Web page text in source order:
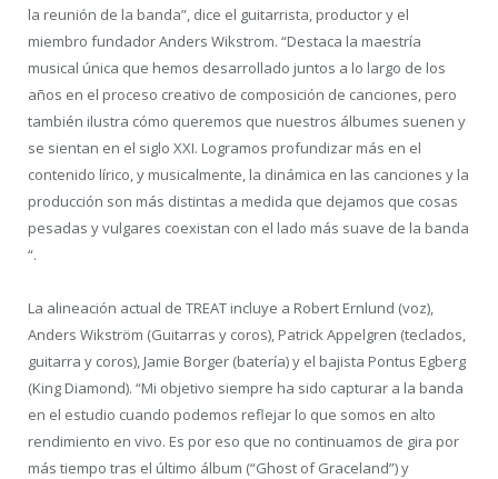
la reunión de la banda”, dice el guitarrista, productor y el
miembro fundador Anders Wikstrom. “Destaca la maestría
musical única que hemos desarrollado juntos a lo largo de los
años en el proceso creativo de composición de canciones, pero
también ilustra cómo queremos que nuestros álbumes suenen y
se sientan en el siglo XXI. Logramos profundizar más en el
contenido lírico, y musicalmente, la dinámica en las canciones y la
producción son más distintas a medida que dejamos que cosas
pesadas y vulgares coexistan con el lado más suave de la banda
“.
La alineación actual de TREAT incluye a Robert Ernlund (voz),
Anders Wikström (Guitarras y coros), Patrick Appelgren (teclados,
guitarra y coros), Jamie Borger (batería) y el bajista Pontus Egberg
(King Diamond). “Mi objetivo siempre ha sido capturar a la banda
en el estudio cuando podemos reflejar lo que somos en alto
rendimiento en vivo. Es por eso que no continuamos de gira por
más tiempo tras el último álbum (“Ghost of Graceland”) y